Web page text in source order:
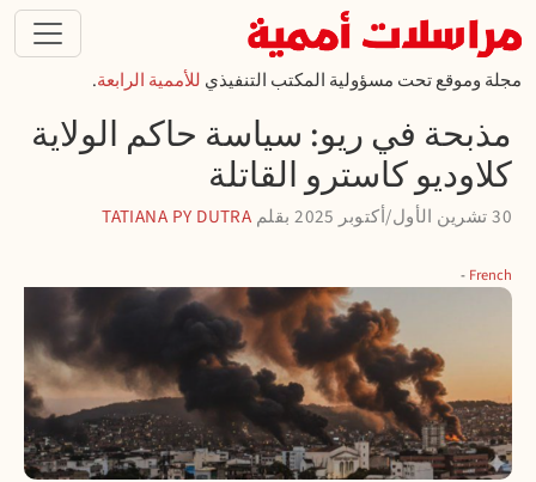
تجاوز إلى المحتوى الرئيسي
مجلة وموقع تحت مسؤولية المكتب التنفيذي للأممية الرابعة.
مذبحة في ريو: سياسة حاكم الولاية
كلاوديو كاسترو القاتلة
30 تشرين الأول/أكتوبر 2025 بقلم TATIANA PY DUTRA
French